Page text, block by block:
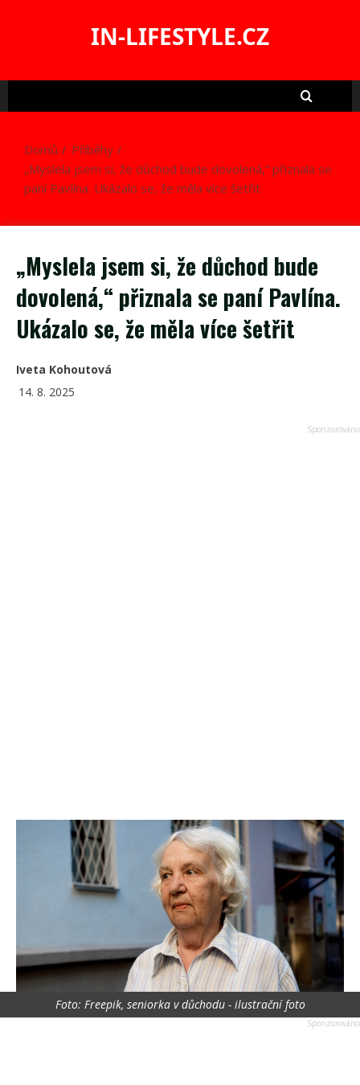
IN-LIFESTYLE.CZ
Domů
Příběhy
„Myslela jsem si, že důchod bude dovolená,“ přiznala se
paní Pavlína. Ukázalo se, že měla více šetřit
„Myslela jsem si, že důchod bude
dovolená,“ přiznala se paní Pavlína.
Ukázalo se, že měla více šetřit
Iveta Kohoutová
14. 8. 2025
Foto: Freepik, seniorka v důchodu - ilustrační foto